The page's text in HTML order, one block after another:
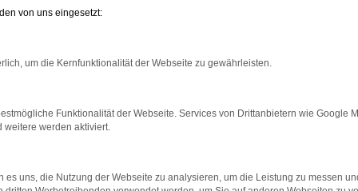
2 Möglichkeiten. Sehen Sie sich mit Klick auf „Unser
Probefahren. Oder Sie klicken auf den Button
können wir dann für Sie beschaffen. Wir freuen uns auf
von uns eingesetzt:
um die Kernfunktionalität der Webseite zu gewährleisten.
Funktionalität der Webseite. Services von Drittanbietern wie Google
weitere werden aktiviert.
es uns, die Nutzung der Webseite zu analysieren, um die Leistung zu messen